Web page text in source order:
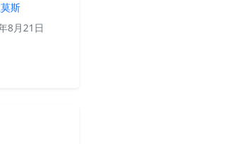
斯
8月21日